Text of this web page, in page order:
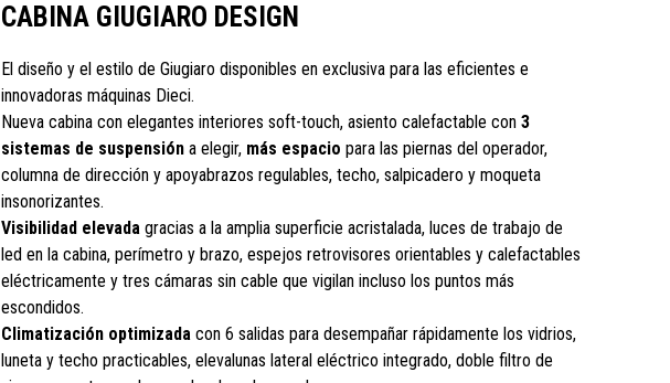
CABINA GIUGIARO DESIGN
El diseño y el estilo de Giugiaro disponibles en exclusiva para las eficientes e
innovadoras máquinas Dieci.
Nueva cabina con elegantes interiores soft-touch, asiento calefactable con 3
sistemas de suspensióna elegir, más espacio para las piernas del operador,
columna de dirección y apoyabrazos regulables, techo, salpicadero y moqueta
insonorizantes.
Visibilidad elevadagracias a la amplia superficie acristalada, luces de trabajo de
led en la cabina, perímetro y brazo, espejos retrovisores orientables y calefactables
eléctricamente y tres cámaras sin cable que vigilan incluso los puntos más
escondidos.
Climatización optimizadacon 6 salidas para desempañar rápidamente los vidrios,
luneta y techo practicables, elevalunas lateral eléctrico integrado, doble filtro de